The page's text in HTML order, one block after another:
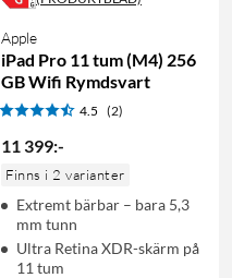
Apple
iPad Pro 11 tum (M4) 256
GB Wifi Rymdsvart
4.5 (2)
11 399:-
Finns i 2 varianter
Extremt bärbar – bara 5,3
mm tunn
Ultra Retina XDR-skärm på
11 tum